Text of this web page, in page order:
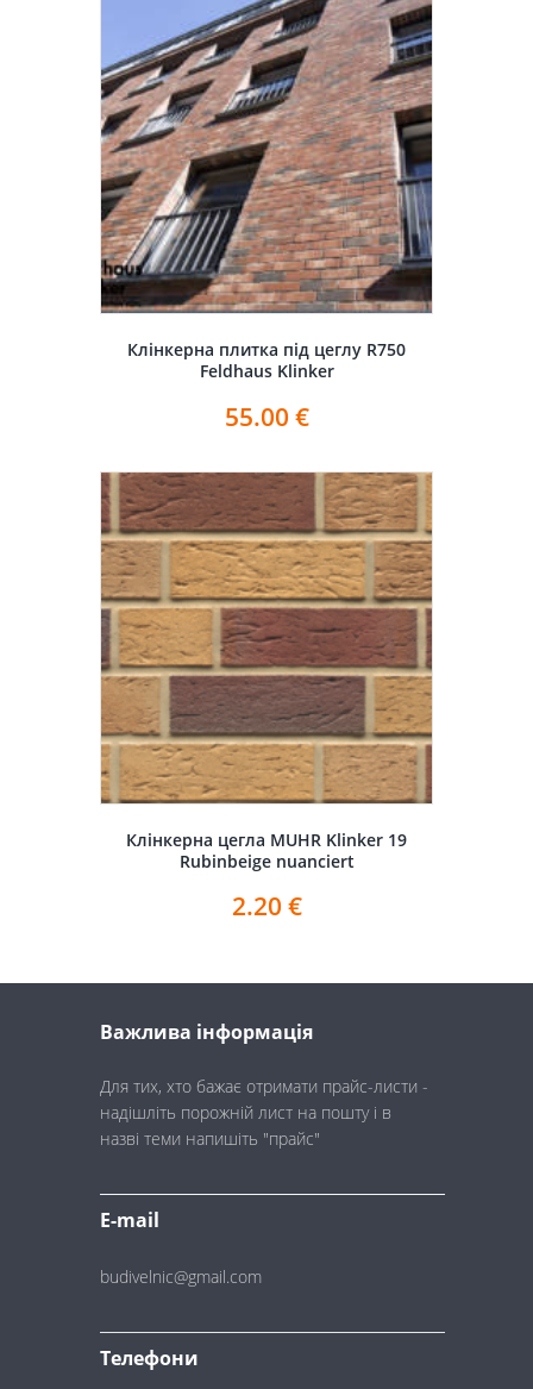
Клінкерна плитка під цеглу R750
Feldhaus Klinker
55.00 €
Клінкерна цегла MUHR Klinker 19
Rubinbeige nuanciert
2.20 €
Важлива інформація
Для тих, хто бажає отримати прайс-листи -
надішліть порожній лист на пошту і в
назві теми напишіть "прайс"
E-mail
budivelnic@gmail.com
Телефони